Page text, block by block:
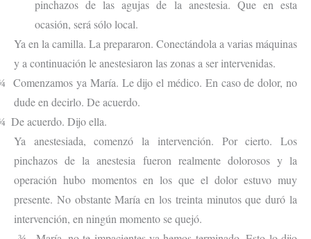
pinchazos de las agujas de la anestesia. Que en esta
ocasión, será sólo local.
Ya en la camilla. La prepararon. Conectándola a varias máquinas
y a continuación le anestesiaron las zonas a ser intervenidas.
Comenzamos ya María. Le dijo el médico. En caso de dolor, no
dude en decirlo. De acuerdo.
De acuerdo. Dijo ella.
Ya anestesiada, comenzó la intervención. Por cierto. Los
pinchazos de la anestesia fueron realmente dolorosos y la
operación hubo momentos en los que el dolor estuvo muy
presente. No obstante María en los treinta minutos que duró la
intervención, en ningún momento se quejó.